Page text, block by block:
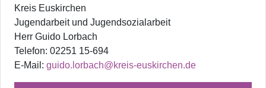
Kreis Euskirchen
Jugendarbeit und Jugendsozialarbeit
Herr Guido Lorbach
Telefon: 02251 15-694
E-Mail: guido.lorbach@kreis-euskirchen.de